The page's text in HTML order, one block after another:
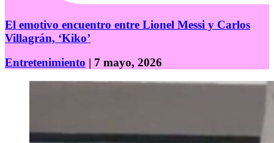
El emotivo encuentro entre Lionel Messi y Carlos
Villagrán, ‘Kiko’
Entretenimiento | 7 mayo, 2026